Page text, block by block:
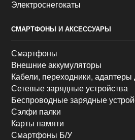
Электроснегокаты
СМАРТФОНЫ И АКСЕССУАРЫ
Смартфоны
Внешние аккумуляторы
Кабели, переходники,
Сетевые зарядные устройства
Беспроводные зарядные
Сэлфи палки
Карты памяти
Смартфоны Б/У